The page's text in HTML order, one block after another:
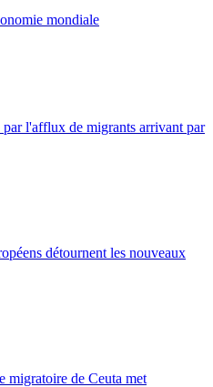
mondiale
par l'afflux de migrants arrivant par
détournent les nouveaux
migratoire de Ceuta met